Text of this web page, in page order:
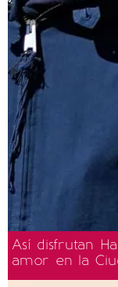
Así disfrutan
amor en la